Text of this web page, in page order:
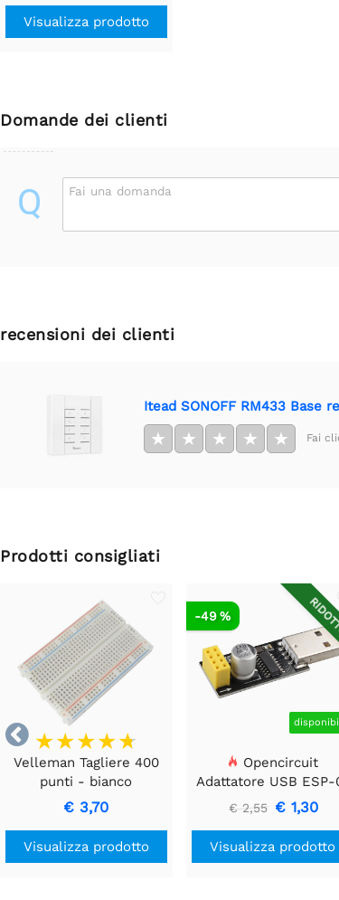
Visualizza prodotto
Domande dei clienti
Q Fai una domanda
recensioni dei clienti
Itead SONOFF RM433 Base
★ ★ ★ ★ ★ Fai
Prodotti consigliati

Velleman Tagliere 400
punti - bianco
€ 3,70
Visualizza prodotto
-49 %
Opencircuit
Adattatore USB ESP-
€ 2,55 € 1,30
Visualizza prodotto